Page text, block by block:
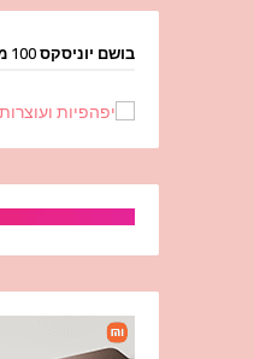
בושם יוניסקס 100 מ''ל SOSPIRO VIBRATO או דה פרפיום E.D.P